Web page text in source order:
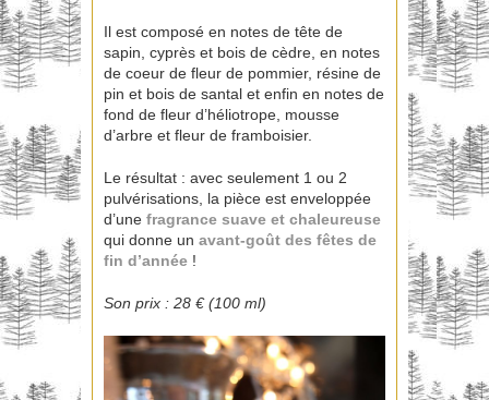
Il est composé en notes de tête de
sapin, cyprès et bois de cèdre, en notes
de coeur de fleur de pommier, résine de
pin et bois de santal et enfin en notes de
fond de fleur d’héliotrope, mousse
d’arbre et fleur de framboisier.
Le résultat : avec seulement 1 ou 2
pulvérisations, la pièce est enveloppée
d’une fragrance suave et chaleureuse
qui donne un avant-goût des fêtes de
fin d’année !
Son prix : 28 € (100 ml)